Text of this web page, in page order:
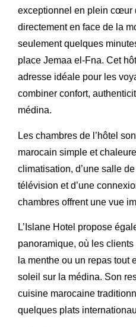
exceptionnel en plein cœur
directement en face de la
seulement quelques
place Jemaa el-Fna. Cet
adresse idéale pour les
combiner confort,
médina.
Les chambres de l’hôtel
marocain simple et
climatisation, d’une salle
télévision et d’une
chambres offrent une vue
L’ Islane Hotel propose
panoramique, où les
la menthe ou un repas tout
soleil sur la médina. Son
cuisine marocaine
quelques plats